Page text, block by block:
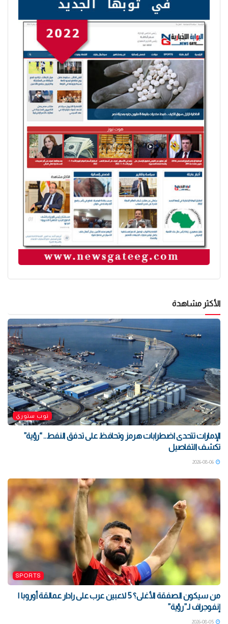
الأكثر مشاهدة
توب ستوري
الإمارات تتحدى اضطرابات هرمز وتحافظ على تدفق النفط.. “رؤية”
تكشف التفاصيل
SPORTS
من سيكون الصفقة الأغلى؟ 5 لاعبين عرب على رادار عمالقة أوروبا |
إنفوجراف لـ”رؤية”